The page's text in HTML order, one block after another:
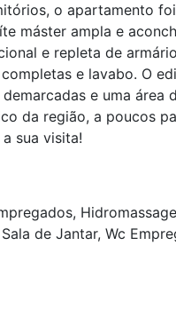
o apartamento foi
máster ampla e
e repleta de
e lavabo. O
e uma área
da região, a poucos
sua visita!
de Jantar, Wc